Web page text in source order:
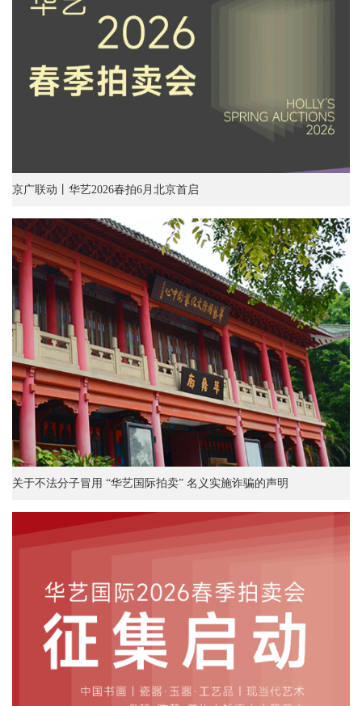
京广联动丨华艺2026春拍6月北京首启
关于不法分子冒用 “华艺国际拍卖” 名义实施诈骗的声明